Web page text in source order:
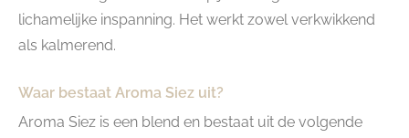
lichamelijke inspanning. Het werkt zowel verkwikkend
als kalmerend.
Waar bestaat Aroma Siez uit?
Aroma Siez is een blend en bestaat uit de volgende